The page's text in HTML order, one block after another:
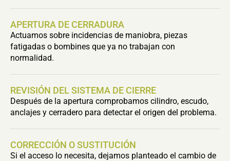
APERTURA DE CERRADURA
Actuamos sobre incidencias de maniobra, piezas
fatigadas o bombines que ya no trabajan con
normalidad.
REVISIÓN DEL SISTEMA DE CIERRE
Después de la apertura comprobamos cilindro, escudo,
anclajes y cerradero para detectar el origen del problema.
CORRECCIÓN O SUSTITUCIÓN
Si el acceso lo necesita, dejamos planteado el cambio de